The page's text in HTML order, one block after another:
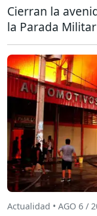
Cierran la
la Parada Militar
Actualidad • AGO 6 /